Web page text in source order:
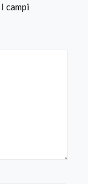
I campi